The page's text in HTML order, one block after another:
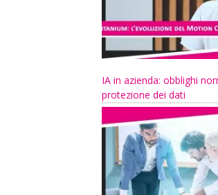
IA in azienda: obblighi
protezione dei dati